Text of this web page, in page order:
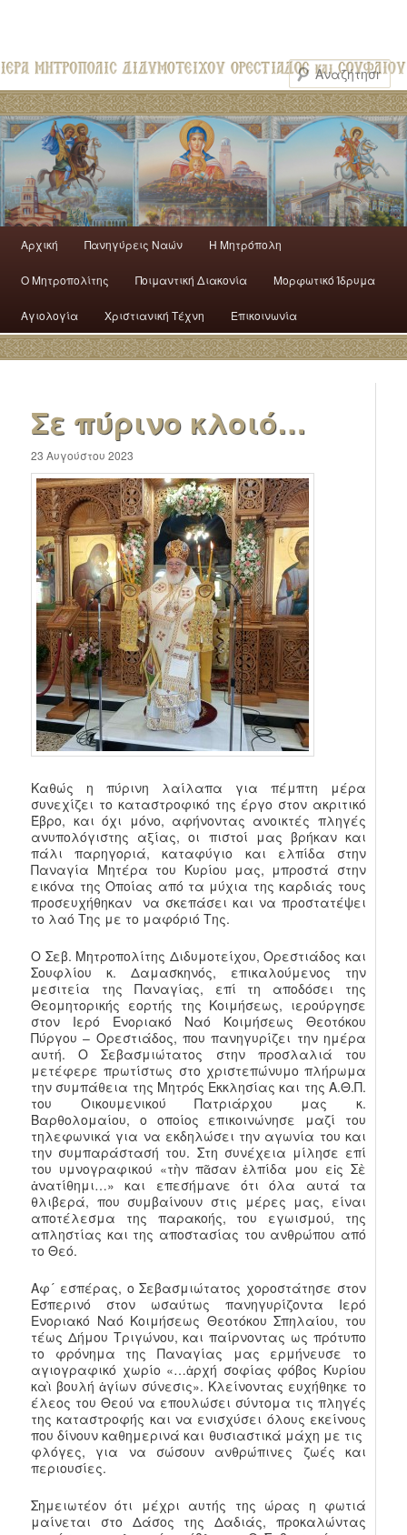
Αρχική Πανηγύρεις Ναών H Mητρόπολη
Ο Mητροπολίτης Ποιμαντική Διακονία Μορφωτικό Ίδρυμα
Αγιολογία Χριστιανική Τέχνη Επικοινωνία
Σε πύρινο κλοιό…
23 Αυγούστου 2023
Καθώς η πύρινη λαίλαπα για πέμπτη μέρα
συνεχίζει το καταστροφικό της έργο στον ακριτικό
Έβρο, και όχι μόνο, αφήνοντας ανοικτές πληγές
ανυπολόγιστης αξίας, οι πιστοί μας βρήκαν και
πάλι παρηγοριά, καταφύγιο και ελπίδα στην
Παναγία Μητέρα του Κυρίου μας, μπροστά στην
εικόνα της Οποίας από τα μύχια της καρδιάς τους
προσευχήθηκαν να σκεπάσει και να προστατέψει
το λαό Της με το μαφόριό Της.
Ο Σεβ. Μητροπολίτης Διδυμοτείχου, Ορεστιάδος και
Σουφλίου κ. Δαμασκηνός, επικαλούμενος την
μεσιτεία της Παναγίας, επί τη αποδόσει της
Θεομητορικής εορτής της Κοιμήσεως, ιερούργησε
στον Ιερό Ενοριακό Ναό Κοιμήσεως Θεοτόκου
Πύργου – Ορεστιάδος, που πανηγυρίζει την ημέρα
αυτή. Ο Σεβασμιώτατος στην προσλαλιά του
μετέφερε πρωτίστως στο χριστεπώνυμο πλήρωμα
την συμπάθεια της Μητρός Εκκλησίας και της Α.Θ.Π.
του Οικουμενικού Πατριάρχου μας κ.
Βαρθολομαίου, ο οποίος επικοινώνησε μαζί του
τηλεφωνικά για να εκδηλώσει την αγωνία του και
την συμπαράστασή του. Στη συνέχεια μίλησε επί
του υμνογραφικού «τὴν πᾶσαν ἐλπίδα μου εἰς Σὲ
ἀνατίθημι…» και επεσήμανε ότι όλα αυτά τα
θλιβερά, που συμβαίνουν στις μέρες μας, είναι
αποτέλεσμα της παρακοής, του εγωισμού, της
απληστίας και της αποστασίας του ανθρώπου από
το Θεό.
Αφ´ εσπέρας, ο Σεβασμιώτατος χοροστάτησε στον
Εσπερινό στον ωσαύτως πανηγυρίζοντα Ιερό
Ενοριακό Ναό Κοιμήσεως Θεοτόκου Σπηλαίου, του
τέως Δήμου Τριγώνου, και παίρνοντας ως πρότυπο
το φρόνημα της Παναγίας μας ερμήνευσε το
αγιογραφικό χωρίο «…ἀρχή σοφίας φόβος Κυρίου
καὶ βουλή ἁγίων σύνεσις». Κλείνοντας ευχήθηκε το
έλεος του Θεού να επουλώσει σύντομα τις πληγές
της καταστροφής και να ενισχύσει όλους εκείνους
που δίνουν καθημερινά και θυσιαστικά μάχη με τις
φλόγες, για να σώσουν ανθρώπινες ζωές και
περιουσίες.
Σημειωτέον ότι μέχρι αυτής της ώρας η φωτιά
μαίνεται στο Δάσος της Δαδιάς, προκαλώντας